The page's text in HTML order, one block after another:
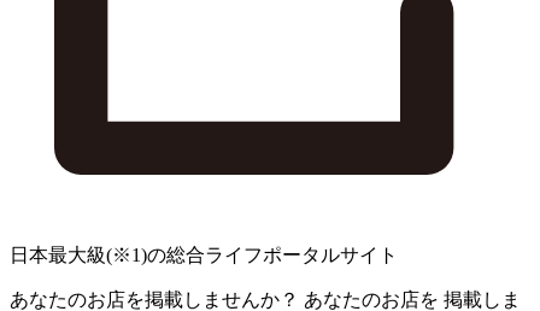
日本最大級(※1)の総合ライフポータルサイト
あなたのお店を掲載しませんか？ あなたのお店を 掲載しま